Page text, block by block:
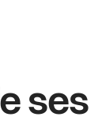
ses